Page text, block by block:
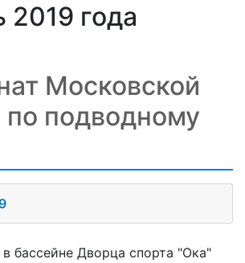
2019 года
Московской
по подводному
бассейне Дворца спорта "Ока"